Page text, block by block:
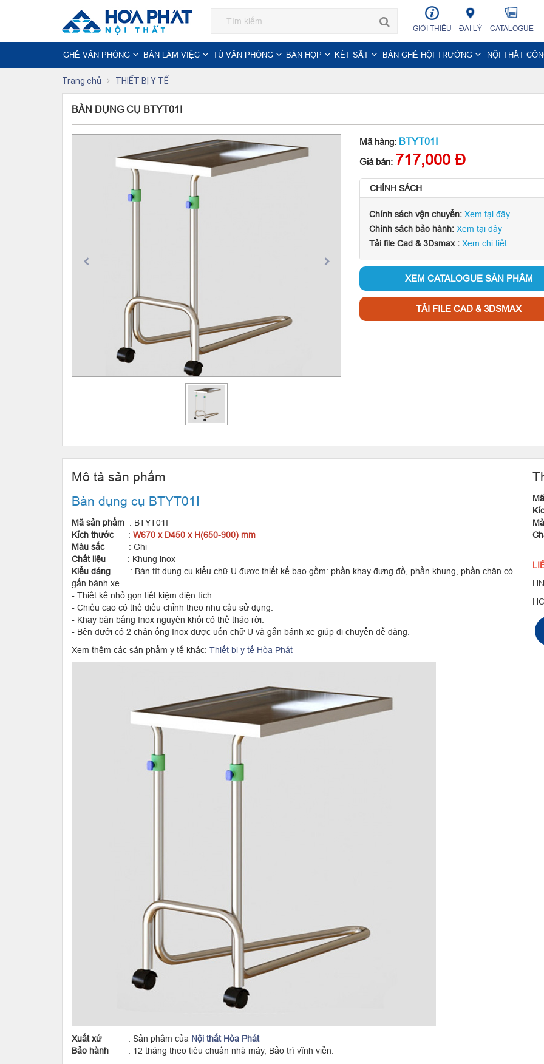
GIỚI THIỆU ĐẠI LÝ CATALOGUE
GHẾ VĂN PHÒNG BÀN LÀM VIỆC TỦ VĂN PHÒNG BÀN HỌP KÉT SẮT BÀN GHẾ HỘI TRƯỜNG NỘI THẤT
Trang chủ THIẾT BỊ Y TẾ
BÀN DỤNG CỤ BTYT01I
Mã hàng: BTYT01I
Giá bán: 717,000 Đ
CHÍNH SÁCH
Chính sách vận chuyển:Xem tại đây
Chính sách bảo hành:Xem tại đây
Tải file Cad & 3Dsmax :Xem chi tiết
XEM CATALOGUE SẢN PHẨM
TẢI FILE CAD & 3DSMAX
Mô tả sản phẩm
Bàn dụng cụ BTYT01I
Mã sản phẩm : BTYT01I
Kích thước : W670 x D450 x H(650-900) mm
Màu sắc
: Ghi
Chất liệu : Khung inox
Kiểu dáng
: Bàn tít dụng cụ kiểu chữ U được thiết kế bao gồm: phần khay đựng đồ, phần khung, phần chân có
gắn bánh xe.
- Thiết kế nhỏ gọn tiết kiệm diện tích.
- Chiều cao có thể điều chỉnh theo nhu cầu sử dụng.
- Khay bàn bằng Inox nguyên khối có thể tháo rời.
- Bên dưới có 2 chân ống Inox được uốn chữ U và gắn bánh xe giúp di chuyển dễ dàng.
Xem thêm các sản phẩm y tế khác: Thiết bị y tế Hòa Phát
Xuất xứ: Sản phẩm của Nội thất Hòa Phát
Bảo hành : 12 tháng theo tiêu chuẩn nhà máy, Bảo trì vĩnh viễn.